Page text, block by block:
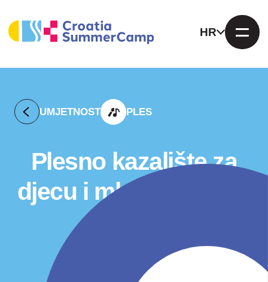
HR
UMJETNOST PLES
Plesno kazalište za
djecu i mladež: plesni
maraton